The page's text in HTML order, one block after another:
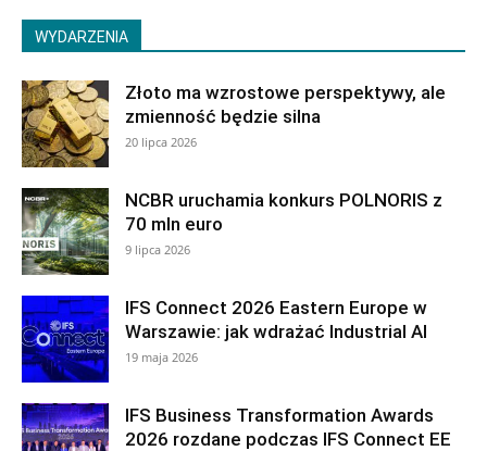
WYDARZENIA
Złoto ma wzrostowe perspektywy, ale
zmienność będzie silna
20 lipca 2026
NCBR uruchamia konkurs POLNORIS z
70 mln euro
9 lipca 2026
IFS Connect 2026 Eastern Europe w
Warszawie: jak wdrażać Industrial AI
19 maja 2026
IFS Business Transformation Awards
2026 rozdane podczas IFS Connect EE